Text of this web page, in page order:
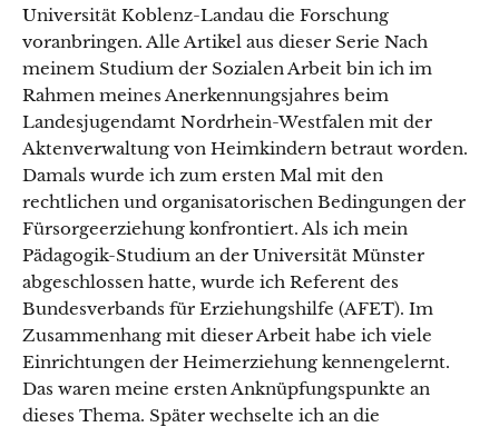
Universität Koblenz-Landau die Forschung
voranbringen. Alle Artikel aus dieser Serie Nach
meinem Studium der Sozialen Arbeit bin ich im
Rahmen meines Anerkennungsjahres beim
Landesjugendamt Nordrhein-Westfalen mit der
Aktenverwaltung von Heimkindern betraut worden.
Damals wurde ich zum ersten Mal mit den
rechtlichen und organisatorischen Bedingungen der
Fürsorgeerziehung konfrontiert. Als ich mein
Pädagogik-Studium an der Universität Münster
abgeschlossen hatte, wurde ich Referent des
Bundesverbands für Erziehungshilfe (AFET). Im
Zusammenhang mit dieser Arbeit habe ich viele
Einrichtungen der Heimerziehung kennengelernt.
Das waren meine ersten Anknüpfungspunkte an
dieses Thema. Später wechselte ich an die